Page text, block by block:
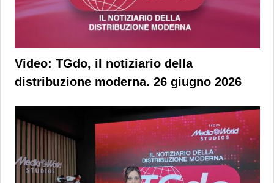
Video: TGdo, il notiziario della
distribuzione moderna. 26 giugno 2026